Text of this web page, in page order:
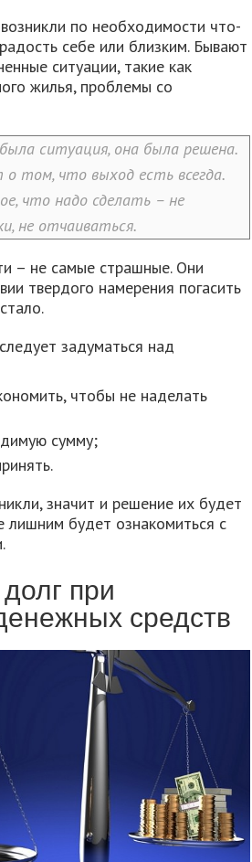
по необходимости что-
себе или близким. Бывают
ситуации, такие как
жилья, проблемы со
ситуация, она была решена.
том, что выход есть всегда.
что надо сделать – не
не отчаиваться.
– не самые страшные. Они
твердого намерения погасить
задуматься над
чтобы не наделать
сумму;
значит и решение их будет
лишним будет ознакомиться с
при
средств